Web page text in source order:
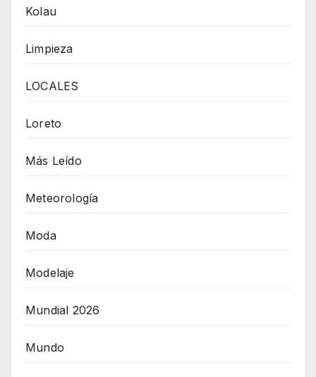
Kolau
Limpieza
LOCALES
Loreto
Más Leído
Meteorología
Moda
Modelaje
Mundial 2026
Mundo